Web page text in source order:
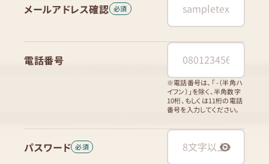
メールアドレス確認
電話番号
※電話番号は、「 -（半角ハ
イフン）」を除く、半角数字
10桁、もしくは11桁の電話
番号を入力してください。
パスワード